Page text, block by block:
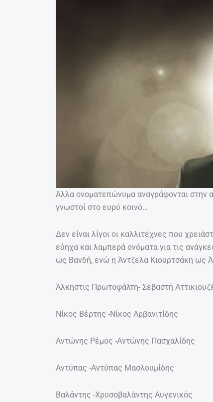
Άλλα ονοματεπώνυμα αναγράφονται στην
γνωστοί στο ευρύ κοινό…
Δεν είναι λίγοι οι καλλιτέχνες που
εύηχα και λαμπερά ονόματα για τις
ως Βανδή, ενώ η Άντζελα Κιουρτσάκη ως
Άλκηστις Πρωτοψάλτη- Σεβαστή
Νίκος Βέρτης -Νίκος Αρβανιτίδης
Αντώνης Ρέμος -Αντώνης Πασχαλίδης
Αντύπας -Αντύπας Μασλουμίδης
Βαλάντης -Χρυσοβαλάντης Αυγενικός